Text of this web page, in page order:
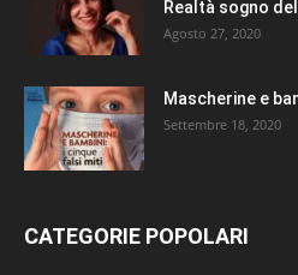
Realtà sogno
Agosto 27, 2020
Mascherine e
Settembre 18, 2020
CATEGORIE POPOLARI